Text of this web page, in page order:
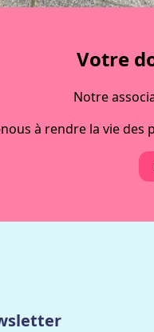
Votre
Notre
à rendre la vie